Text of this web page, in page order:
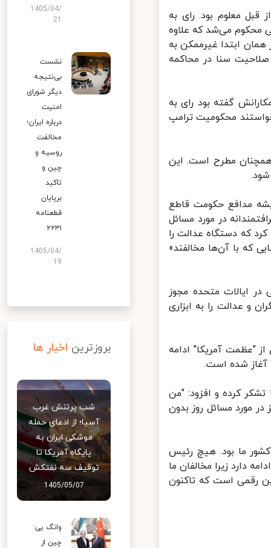
معلوم بود. رای به
می‌شد که علاوه
همان ابتدا غیرممکن به
سنا در محاکمه
گفته بود رای به
محکومیت ترامپ
مطرح است. این
مدافع حکومت قاطع
در مورد مسائل
که دستگاه عدالت را
که با آن‌ها مخالفند»
ایالات متحده مجوز
و عدالت را به ابزاری
"عظمت آمریکا" ادامه
شده است.
کرده و افزود: "من
مورد مسائل روز بدون
ما بود. هیچ رئیس
زیرا مخالفان ما
رقمی است که تاکنون
1405/04/
نشست
بی‌نتیجه
دیگر شورای
امنیت
درباره ایران؛
مخالفت
روسیه و
چین و
تاکید
برپایان
قطعنامه
۲۲۳۱
1405/04/
19
بروزترین اخبار ها
شب پرتنش غرب
آسیا؛ از ادعای حمله
موشکی ایران به
پایگاه آمریکا تا
توقیف سه نفتکش
1405/05/07
وانگ یی:
چین از